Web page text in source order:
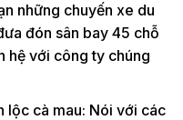
những chuyến xe du
đón sân bay 45 chỗ
hệ với công ty chúng
lộc cà mau: Nói với các